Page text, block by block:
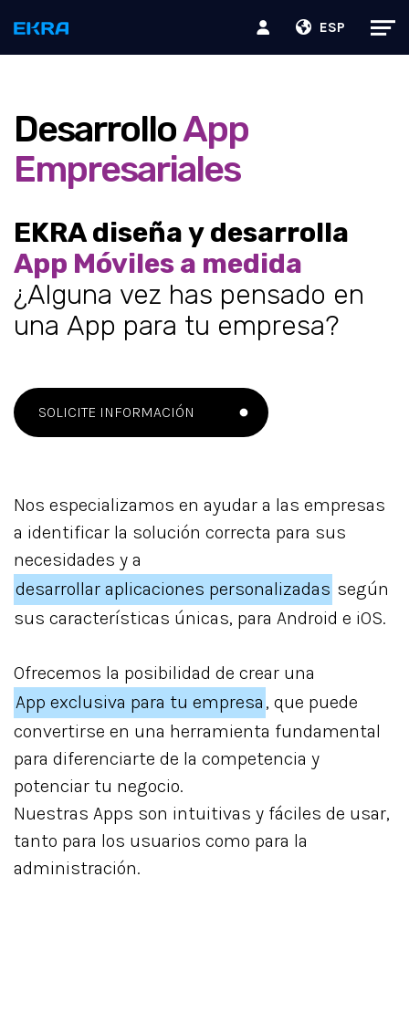
ESP
DesarrolloApp
Empresariales
EKRA diseña y desarrolla
App Móviles a medida
¿Alguna vez has pensado en
una App para tu empresa?
SOLICITE INFORMACIÓN
Nos especializamos en ayudar a las empresas
a identificar la solución correcta para sus
necesidades y a
desarrollar aplicaciones personalizadas según
sus características únicas, para Android e iOS.
Ofrecemos la posibilidad de crear una
App exclusiva para tu empresa , que puede
convertirse en una herramienta fundamental
para diferenciarte de la competencia y
potenciar tu negocio.
Nuestras Apps son intuitivas y fáciles de usar,
tanto para los usuarios como para la
administración.